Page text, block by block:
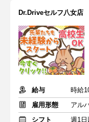
Dr.Driveセルフ八女店
給与
時給
雇用形態
アル
シフト
週1日